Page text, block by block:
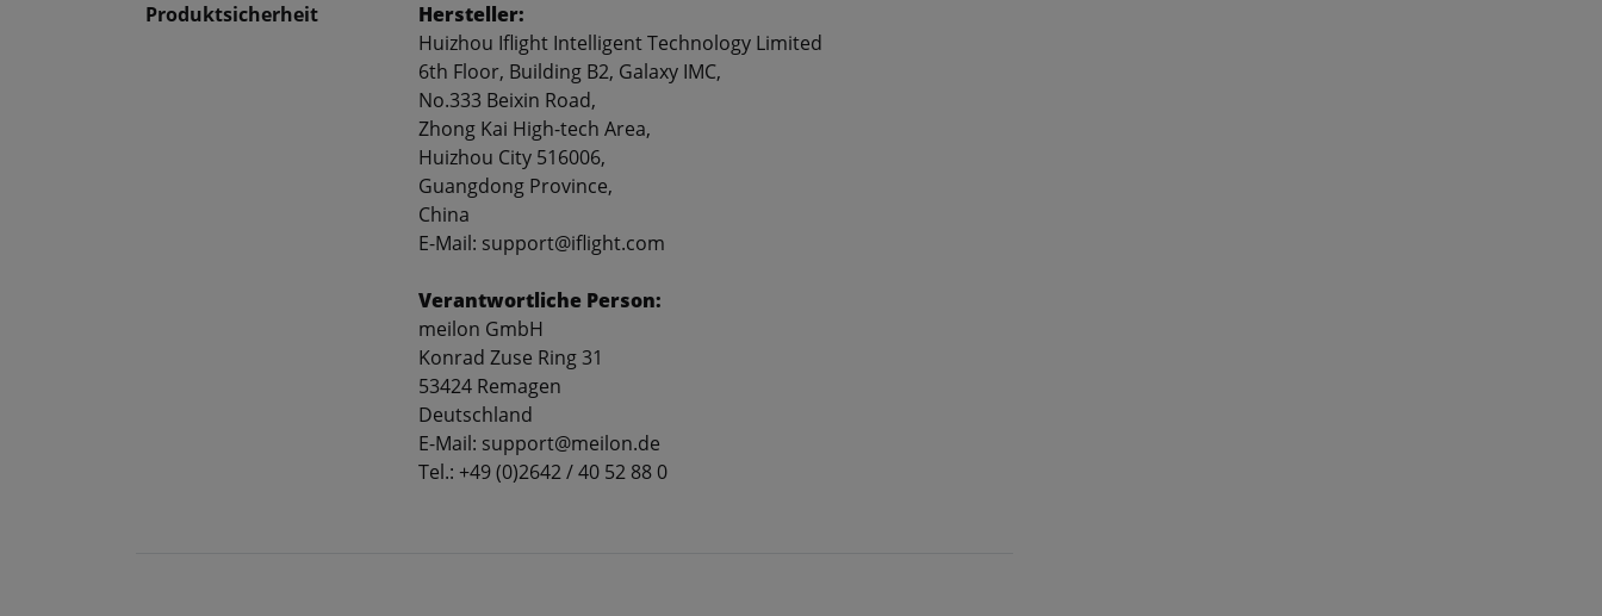
Produktsicherheit
Hersteller:
Huizhou Iflight Intelligent Technology Limited
6th Floor, Building B2, Galaxy IMC,
No.333 Beixin Road,
Zhong Kai High-tech Area,
Huizhou City 516006,
Guangdong Province,
China
E-Mail: support@iflight.com
Verantwortliche Person:
meilon GmbH
Konrad Zuse Ring 31
53424 Remagen
Deutschland
E-Mail: support@meilon.de
Tel.: +49 (0)2642 / 40 52 88 0